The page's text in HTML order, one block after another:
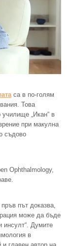
са в по-голям
Това
училище „Икан“ в
при макулна
съдово
Ophthalmology,
път доказва,
може да бъде
инсулт“. Думите
в